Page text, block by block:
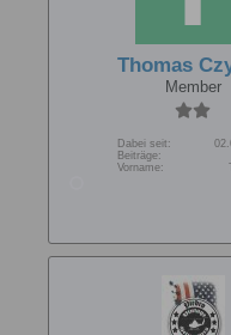
Thomas
Member
Dabei seit:
Beiträge:
Vorname: